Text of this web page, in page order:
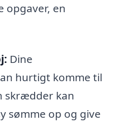
opgaver, en
Dine
hurtigt komme til
skrædder kan
sømme op og give